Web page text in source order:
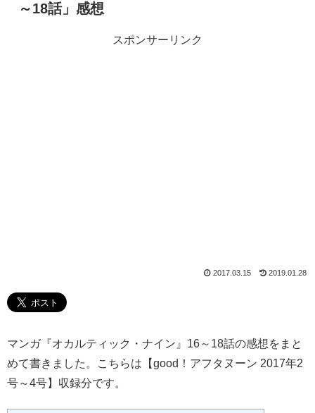
～18話」感想
スポンサーリンク
2017.03.15 2019.01.28
マンガ『オカルティック・ナイン』16～18話の感想をまと
めて書きました。こちらは【good！アフタヌーン 2017年2
号～4号】収録分です。